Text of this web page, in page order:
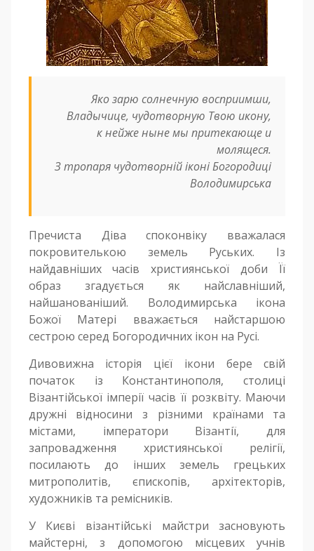
Яко зарю солнечную восприимши,
Владычице, чудотворную Твою икону,
к нейже ныне мы притекающе и
молящеся.
З тропаря чудотворній іконі Богородиці
Володимирська
Пречиста Діва споконвіку вважалася
покровителькою земель Руських. Із
найдавніших часів християнської доби Її
образ згадується як найславніший,
найшанованіший. Володимирська ікона
Божої Матері вважається найстаршою
сестрою серед Богородичних ікон на Русі.
Дивовижна історія цієї ікони бере свій
початок із Константинополя, столиці
Візантійської імперії часів її розквіту. Маючи
дружні відносини з різними країнами та
містами, імператори Візантії, для
запровадження християнської релігії,
посилають до інших земель грецьких
митрополитів, єпископів, архітекторів,
художників та ремісників.
У Києві візантійські майстри засновують
майстерні, з допомогою місцевих учнів